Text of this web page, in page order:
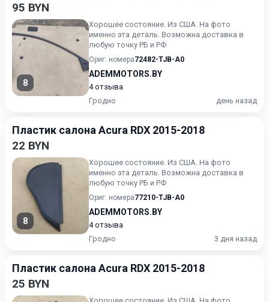
95 BYN
8
Хорошее состояние. Из США. На фото
именно эта деталь. Возможна доставка в
любую точку РБ и РФ
Ориг. номера72482-TJB-A0
ADEMMOTORS.BY
4 отзыва
Гродно
день назад
Пластик салона Acura RDX 2015-2018
22 BYN
8
Хорошее состояние. Из США. На фото
именно эта деталь. Возможна доставка в
любую точку РБ и РФ
Ориг. номера77210-TJB-A0
ADEMMOTORS.BY
4 отзыва
Гродно
3 дня назад
Пластик салона Acura RDX 2015-2018
25 BYN